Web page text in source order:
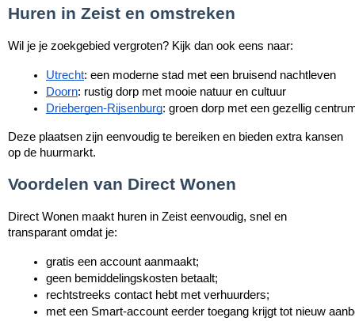
Huren in Zeist en omstreken
Wil je je zoekgebied vergroten? Kijk dan ook eens naar:
Utrecht: een moderne stad met een bruisend nachtleven
Doorn: rustig dorp met mooie natuur en cultuur
Driebergen-Rijsenburg: groen dorp met een gezellig
Deze plaatsen zijn eenvoudig te bereiken en bieden extra kansen
op de huurmarkt.
Voordelen van Direct Wonen
Direct Wonen maakt huren in Zeist eenvoudig, snel en
transparant omdat je:
gratis een account aanmaakt;
geen bemiddelingskosten betaalt;
rechtstreeks contact hebt met verhuurders;
met een Smart-account eerder toegang krijgt tot nieuw